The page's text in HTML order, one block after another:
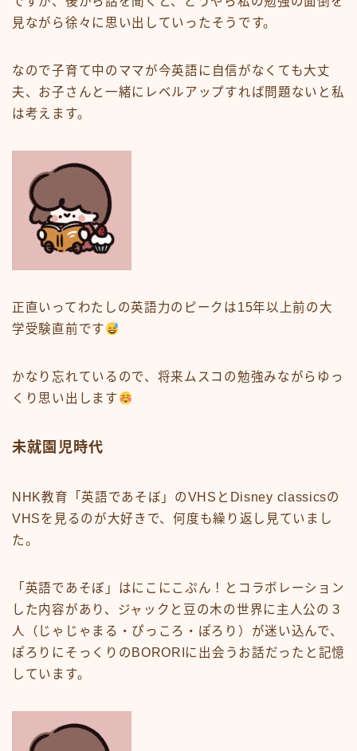
見ながら徐々に思い出していった そうです。
なので子育て中のママが今英語に自信がなくても大丈
夫、お子さんと一緒にレベルアップすれば問題ない と私
は考えます。
正直いってわたしの英語力のピークは15年以上前の大
学受験直前です
かなり忘れているので、将来ムスコの勉強みながらゆっ
くり思い出します
未就園児時代
NHK教育 「英語であそぼ」のVHS と Disney classicsの
VHSを見るのが大好きで、何度も繰り返し見ていまし
た。
「英語であそぼ」はにこにこぷん！とコラボレーション
した内容があり、ジャックと豆の木の世界に主人公の３
人（じゃじゃまる・ぴっころ・ぽろり）が迷い込んで、
ぽろりにそっくりのBORORIに出会うお話だったと記憶
しています。